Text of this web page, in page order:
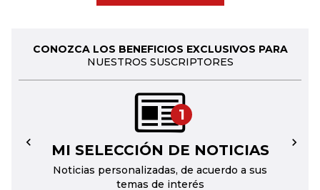
CONOZCA LOS BENEFICIOS EXCLUSIVOS PARA
NUESTROS SUSCRIPTORES
1
MI SELECCIÓN DE NOTICIAS
Noticias personalizadas, de acuerdo a sus
temas de interés
← →